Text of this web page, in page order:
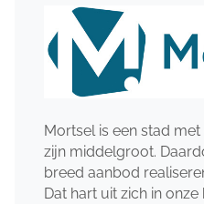
Mortsel is een stad
zijn middelgroot.
breed aanbod
Dat hart uit zich in